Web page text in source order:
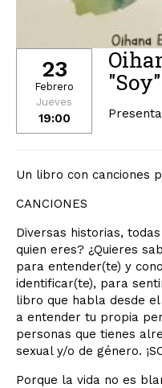
23
Febrero
Jueves
19:00
"Soy"
Un libro con canciones
CANCIONES
Diversas historias,
quien eres? ¿Quieres
para entender(te) y
identificar(te), para
libro que habla desde
a entender tu propia
personas que tienes
sexual y/o de género.
Porque la vida no es